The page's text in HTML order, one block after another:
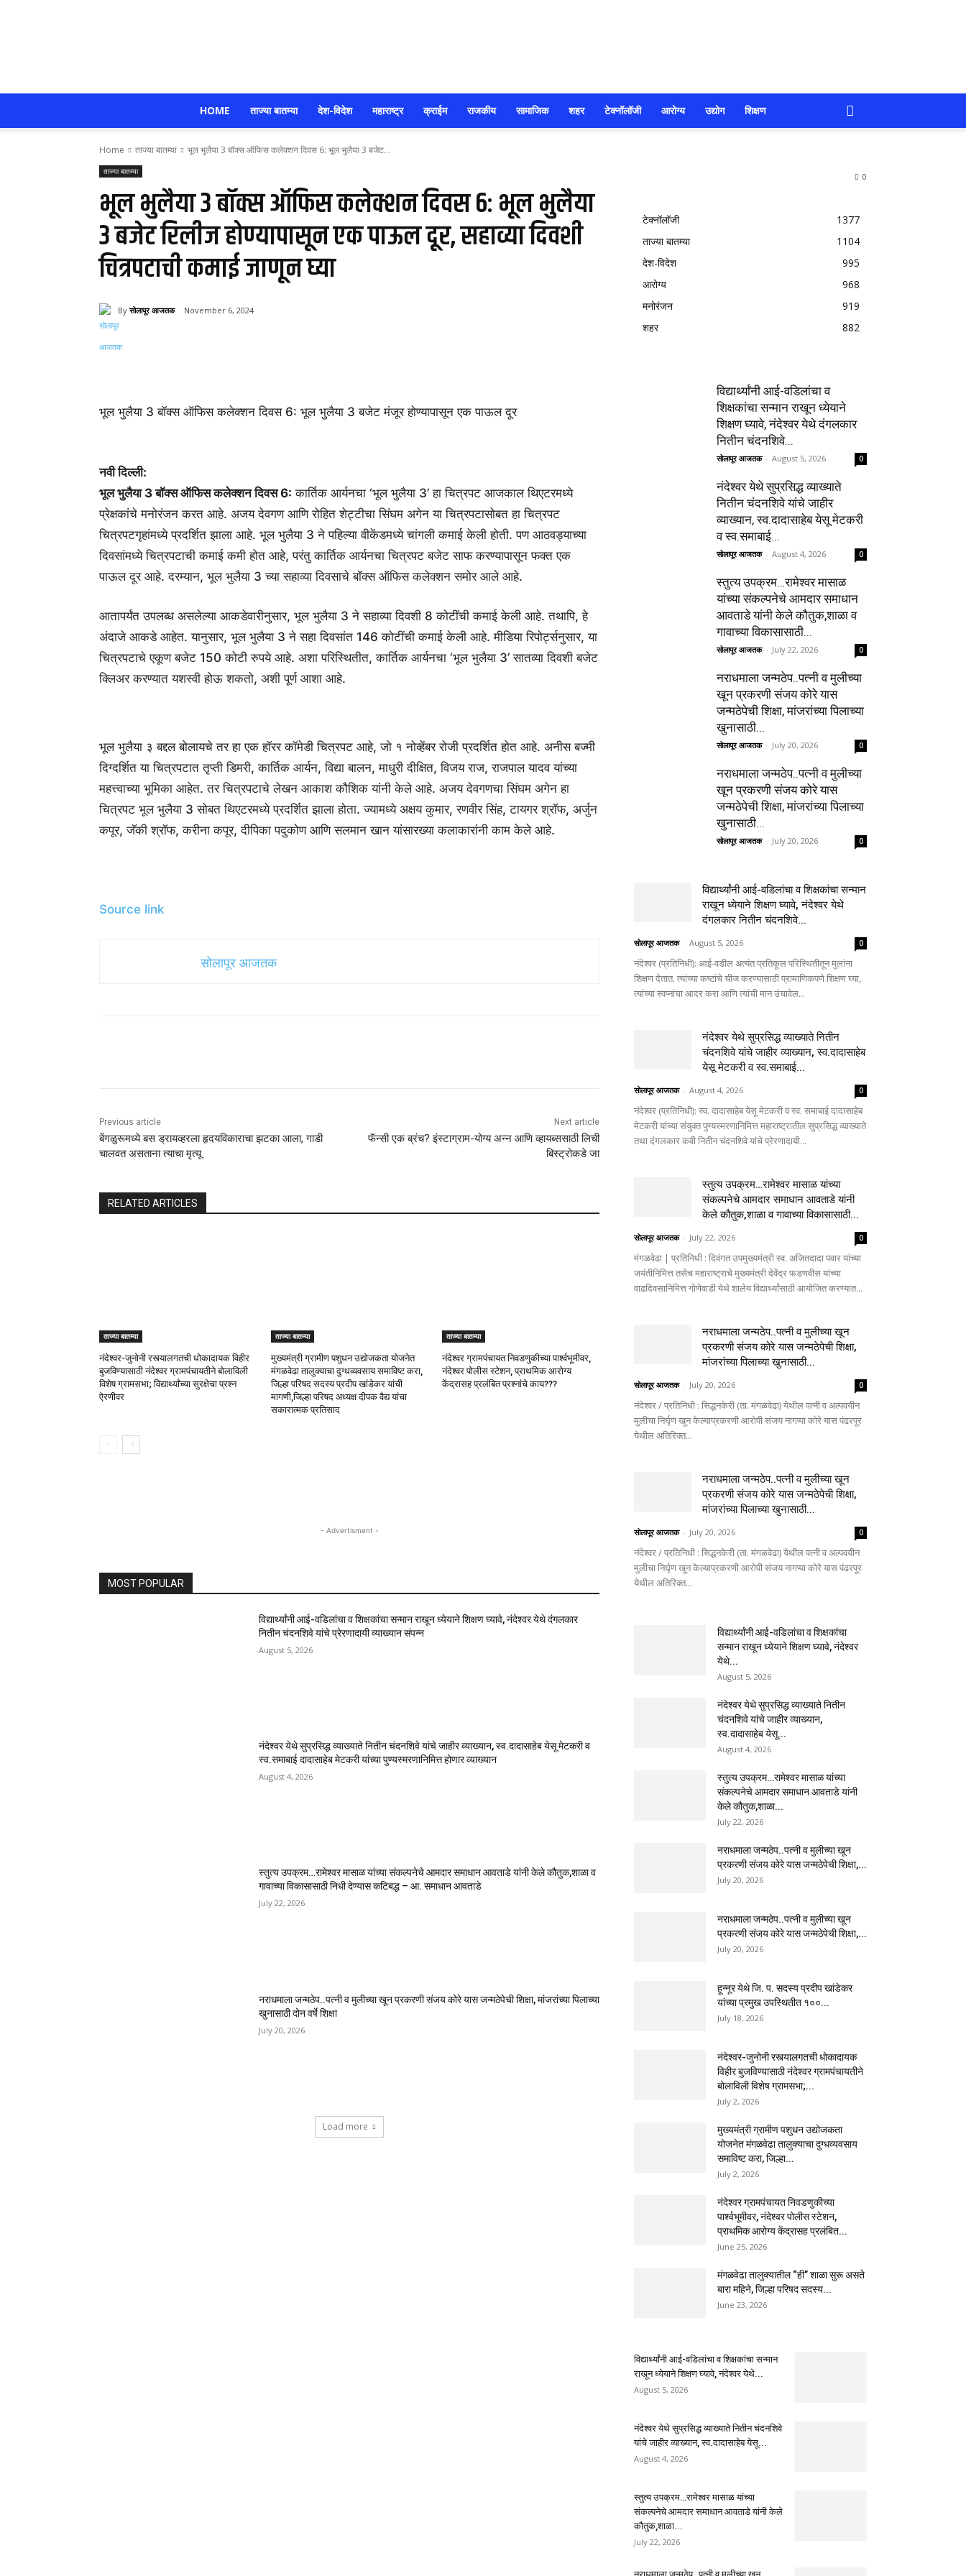
सोलापूर
HOME ताज्या बातम्या देश-विदेश महाराष्ट्र क्राईम राजकीय सामाजिक शहर टेक्नॉलॉजी आरोग्य उद्योग शिक्षण
Home ताज्या बातम्या भूल भुलैया 3 बॉक्स ऑफिस कलेक्शन दिवस 6: भूल भुलैया 3 बजेट...
ताज्या बातम्या
भूल भुलैया 3 बॉक्स ऑफिस कलेक्शन दिवस 6: भूल भुलैया
3 बजेट रिलीज होण्यापासून एक पाऊल दूर, सहाव्या दिवशी
चित्रपटाची कमाई जाणून घ्या
By सोलापूर आजतक November 6, 2024
भूल भुलैया 3 बॉक्स ऑफिस कलेक्शन दिवस 6: भूल भुलैया 3 बजेट मंजूर होण्यापासून एक पाऊल दूर
नवी दिल्ली:
भूल भुलैया 3 बॉक्स ऑफिस कलेक्शन दिवस 6: कार्तिक आर्यनचा ‘भूल भुलैया 3’ हा चित्रपट आजकाल थिएटरमध्ये
प्रेक्षकांचे मनोरंजन करत आहे. अजय देवगण आणि रोहित शेट्टीचा सिंघम अगेन या चित्रपटासोबत हा चित्रपट
चित्रपटगृहांमध्ये प्रदर्शित झाला आहे. भूल भुलैया 3 ने पहिल्या वीकेंडमध्ये चांगली कमाई केली होती. पण आठवड्याच्या
दिवसांमध्ये चित्रपटाची कमाई कमी होत आहे, परंतु कार्तिक आर्यनचा चित्रपट बजेट साफ करण्यापासून फक्त एक
पाऊल दूर आहे. दरम्यान, भूल भुलैया 3 च्या सहाव्या दिवसाचे बॉक्स ऑफिस कलेक्शन समोर आले आहे.
आतापर्यंत उपलब्ध असलेल्या आकडेवारीनुसार, भूल भुलैया 3 ने सहाव्या दिवशी 8 कोटींची कमाई केली आहे. तथापि, हे
अंदाजे आकडे आहेत. यानुसार, भूल भुलैया 3 ने सहा दिवसांत 146 कोटींची कमाई केली आहे. मीडिया रिपोर्ट्सनुसार, या
चित्रपटाचे एकूण बजेट 150 कोटी रुपये आहे. अशा परिस्थितीत, कार्तिक आर्यनचा ‘भूल भुलैया 3’ सातव्या दिवशी बजेट
क्लिअर करण्यात यशस्वी होऊ शकतो, अशी पूर्ण आशा आहे.
भूल भुलैया ३ बद्दल बोलायचे तर हा एक हॉरर कॉमेडी चित्रपट आहे, जो १ नोव्हेंबर रोजी प्रदर्शित होत आहे. अनीस बज्मी
दिग्दर्शित या चित्रपटात तृप्ती डिमरी, कार्तिक आर्यन, विद्या बालन, माधुरी दीक्षित, विजय राज, राजपाल यादव यांच्या
महत्त्वाच्या भूमिका आहेत. तर चित्रपटाचे लेखन आकाश कौशिक यांनी केले आहे. अजय देवगणचा सिंघम अगेन हा
चित्रपट भूल भुलैया 3 सोबत थिएटरमध्ये प्रदर्शित झाला होता. ज्यामध्ये अक्षय कुमार, रणवीर सिंह, टायगर श्रॉफ, अर्जुन
कपूर, जॅकी श्रॉफ, करीना कपूर, दीपिका पदुकोण आणि सलमान खान यांसारख्या कलाकारांनी काम केले आहे.
Source link
सोलापूर आजतक
Previous article
बेंगळुरूमध्ये बस ड्रायव्हरला हृदयविकाराचा झटका आला, गाडी
चालवत असताना त्याचा मृत्यू
Next article
फॅन्सी एक ब्रंच? इंस्टाग्राम-योग्य अन्न आणि व्हायब्ससाठी लिची
बिस्ट्रोकडे जा
RELATED ARTICLES
ताज्या बातम्या
नंदेश्वर-जुनोनी रस्त्यालगतची धोकादायक विहीर
बुजविण्यासाठी नंदेश्वर ग्रामपंचायतीने बोलाविली
विशेष ग्रामसभा; विद्यार्थ्यांच्या सुरक्षेचा प्रश्न
ऐरणीवर
ताज्या बातम्या
मुख्यमंत्री ग्रामीण पशुधन उद्योजकता योजनेत
मंगळवेढा तालुक्याचा दुग्धव्यवसाय समाविष्ट करा,
जिल्हा परिषद सदस्य प्रदीप खांडेकर यांची
मागणी,जिल्हा परिषद अध्यक्ष दीपक वैद्य यांचा
सकारात्मक प्रतिसाद
ताज्या बातम्या
नंदेश्वर ग्रामपंचायत निवडणुकीच्या पार्श्वभूमीवर,
नंदेश्वर पोलीस स्टेशन, प्राथमिक आरोग्य
केंद्रासह प्रलंबित प्रश्नांचे काय???
- Advertisment -
MOST POPULAR
विद्यार्थ्यांनी आई-वडिलांचा व शिक्षकांचा सन्मान राखून ध्येयाने शिक्षण घ्यावे, नंदेश्वर येथे दंगलकार
नितीन चंदनशिवे यांचे प्रेरणादायी व्याख्यान संपन्न
August 5, 2026
नंदेश्वर येथे सुप्रसिद्ध व्याख्याते नितीन चंदनशिवे यांचे जाहीर व्याख्यान, स्व.दादासाहेब येसू मेटकरी व
स्व.समाबाई दादासाहेब मेटकरी यांच्या पुण्यस्मरणानिमित्त होणार व्याख्यान
August 4, 2026
स्तुत्य उपक्रम…रामेश्वर मासाळ यांच्या संकल्पनेचे आमदार समाधान आवताडे यांनी केले कौतुक,शाळा व
गावाच्या विकासासाठी निधी देण्यास कटिबद्ध – आ. समाधान आवताडे
July 22, 2026
नराधमाला जन्मठेप..पत्नी व मुलीच्या खून प्रकरणी संजय कोरे यास जन्मठेपेची शिक्षा, मांजरांच्या पिलाच्या
खुनासाठी दोन वर्षे शिक्षा
July 20, 2026
Load more
0
टेक्नॉलॉजी
1377
ताज्या बातम्या
1104
देश-विदेश
995
आरोग्य
968
मनोरंजन
919
शहर
882
विद्यार्थ्यांनी आई-वडिलांचा व
शिक्षकांचा सन्मान राखून ध्येयाने
शिक्षण घ्यावे, नंदेश्वर येथे दंगलकार
नितीन चंदनशिवे...
सोलापूर आजतक - August 5, 2026 0
नंदेश्वर येथे सुप्रसिद्ध व्याख्याते
नितीन चंदनशिवे यांचे जाहीर
व्याख्यान, स्व.दादासाहेब येसू मेटकरी
व स्व.समाबाई...
सोलापूर आजतक - August 4, 2026 0
स्तुत्य उपक्रम…रामेश्वर मासाळ
यांच्या संकल्पनेचे आमदार समाधान
आवताडे यांनी केले कौतुक,शाळा व
गावाच्या विकासासाठी...
सोलापूर आजतक - July 22, 2026 0
नराधमाला जन्मठेप..पत्नी व मुलीच्या
खून प्रकरणी संजय कोरे यास
जन्मठेपेची शिक्षा, मांजरांच्या पिलाच्या
खुनासाठी...
सोलापूर आजतक - July 20, 2026 0
नराधमाला जन्मठेप..पत्नी व मुलीच्या
खून प्रकरणी संजय कोरे यास
जन्मठेपेची शिक्षा, मांजरांच्या पिलाच्या
खुनासाठी...
सोलापूर आजतक - July 20, 2026 0
विद्यार्थ्यांनी आई-वडिलांचा व शिक्षकांचा सन्मान
राखून ध्येयाने शिक्षण घ्यावे, नंदेश्वर येथे
दंगलकार नितीन चंदनशिवे...
सोलापूर आजतक - August 5, 2026 0
नंदेश्वर (प्रतिनिधी): आई-वडील अत्यंत प्रतिकूल परिस्थितीतून मुलांना
शिक्षण देतात. त्यांच्या कष्टांचे चीज करण्यासाठी प्रामाणिकपणे शिक्षण घ्या,
त्यांच्या स्वप्नांचा आदर करा आणि त्यांची मान उंचावेल...
नंदेश्वर येथे सुप्रसिद्ध व्याख्याते नितीन
चंदनशिवे यांचे जाहीर व्याख्यान, स्व.दादासाहेब
येसू मेटकरी व स्व.समाबाई...
सोलापूर आजतक - August 4, 2026 0
नंदेश्वर (प्रतिनिधी): स्व. दादासाहेब येसू मेटकरी व स्व. समाबाई दादासाहेब
मेटकरी यांच्या संयुक्त पुण्यस्मरणानिमित्त महाराष्ट्रातील सुप्रसिद्ध व्याख्याते
तथा दंगलकार कवी नितीन चंदनशिवे यांचे प्रेरणादायी...
स्तुत्य उपक्रम…रामेश्वर मासाळ यांच्या
संकल्पनेचे आमदार समाधान आवताडे यांनी
केले कौतुक,शाळा व गावाच्या विकासासाठी...
सोलापूर आजतक - July 22, 2026 0
मंगळवेढा | प्रतिनिधी : दिवंगत उपमुख्यमंत्री स्व. अजितदादा पवार यांच्या
जयंतीनिमित्त तसेच महाराष्ट्राचे मुख्यमंत्री देवेंद्र फडणवीस यांच्या
वाढदिवसानिमित्त गोणेवाडी येथे शालेय विद्यार्थ्यांसाठी आयोजित करण्यात...
नराधमाला जन्मठेप..पत्नी व मुलीच्या खून
प्रकरणी संजय कोरे यास जन्मठेपेची शिक्षा,
मांजरांच्या पिलाच्या खुनासाठी...
सोलापूर आजतक - July 20, 2026 0
नंदेश्वर / प्रतिनिधी : सिद्धनकेरी (ता. मंगळवेढा) येथील पत्नी व अल्पवयीन
मुलीचा निर्घृण खून केल्याप्रकरणी आरोपी संजय नागप्पा कोरे यास पंढरपूर
येथील अतिरिक्त...
नराधमाला जन्मठेप..पत्नी व मुलीच्या खून
प्रकरणी संजय कोरे यास जन्मठेपेची शिक्षा,
मांजरांच्या पिलाच्या खुनासाठी...
सोलापूर आजतक - July 20, 2026 0
नंदेश्वर / प्रतिनिधी : सिद्धनकेरी (ता. मंगळवेढा) येथील पत्नी व अल्पवयीन
मुलीचा निर्घृण खून केल्याप्रकरणी आरोपी संजय नागप्पा कोरे यास पंढरपूर
येथील अतिरिक्त...
विद्यार्थ्यांनी आई-वडिलांचा व शिक्षकांचा
सन्मान राखून ध्येयाने शिक्षण घ्यावे, नंदेश्वर
येथे...
August 5, 2026
नंदेश्वर येथे सुप्रसिद्ध व्याख्याते नितीन
चंदनशिवे यांचे जाहीर व्याख्यान,
स्व.दादासाहेब येसू...
August 4, 2026
स्तुत्य उपक्रम…रामेश्वर मासाळ यांच्या
संकल्पनेचे आमदार समाधान आवताडे यांनी
केले कौतुक,शाळा...
July 22, 2026
नराधमाला जन्मठेप..पत्नी व मुलीच्या खून
प्रकरणी संजय कोरे यास जन्मठेपेची शिक्षा,...
July 20, 2026
नराधमाला जन्मठेप..पत्नी व मुलीच्या खून
प्रकरणी संजय कोरे यास जन्मठेपेची शिक्षा,...
July 20, 2026
हून्नूर येथे जि. प. सदस्य प्रदीप खांडेकर
यांच्या प्रमुख उपस्थितीत १००...
July 18, 2026
नंदेश्वर-जुनोनी रस्त्यालगतची धोकादायक
विहीर बुजविण्यासाठी नंदेश्वर ग्रामपंचायतीने
बोलाविली विशेष ग्रामसभा;...
July 2, 2026
मुख्यमंत्री ग्रामीण पशुधन उद्योजकता
योजनेत मंगळवेढा तालुक्याचा दुग्धव्यवसाय
समाविष्ट करा, जिल्हा...
July 2, 2026
नंदेश्वर ग्रामपंचायत निवडणुकीच्या
पार्श्वभूमीवर, नंदेश्वर पोलीस स्टेशन,
प्राथमिक आरोग्य केंद्रासह प्रलंबित...
June 25, 2026
मंगळवेढा तालुक्यातील “ही” शाळा सुरू असते
बारा महिने, जिल्हा परिषद सदस्य...
June 23, 2026
विद्यार्थ्यांनी आई-वडिलांचा व शिक्षकांचा सन्मान
राखून ध्येयाने शिक्षण घ्यावे, नंदेश्वर येथे...
August 5, 2026
नंदेश्वर येथे सुप्रसिद्ध व्याख्याते नितीन चंदनशिवे
यांचे जाहीर व्याख्यान, स्व.दादासाहेब येसू...
August 4, 2026
स्तुत्य उपक्रम…रामेश्वर मासाळ यांच्या
संकल्पनेचे आमदार समाधान आवताडे यांनी केले
कौतुक,शाळा...
July 22, 2026